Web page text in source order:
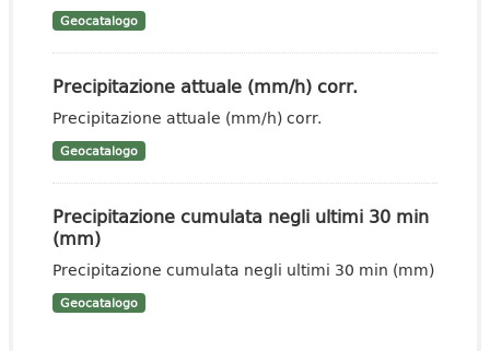
Geocatalogo
Precipitazione attuale (mm/h) corr.
Precipitazione attuale (mm/h) corr.
Geocatalogo
Precipitazione cumulata negli ultimi 30 min
(mm)
Precipitazione cumulata negli ultimi 30 min (mm)
Geocatalogo